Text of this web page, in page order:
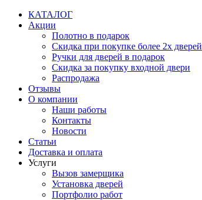
Перейти
содержимому
КАТАЛОГ
Акции
Полотно в подарок
Скидка при покупке более 2х дверей
Ручки для дверей в подарок
Скидка за покупку входной двери
Распродажа
Отзывы
О компании
Наши работы
Контакты
Новости
Статьи
Доставка и оплата
Услуги
Вызов замерщика
Установка дверей
Портфолио работ